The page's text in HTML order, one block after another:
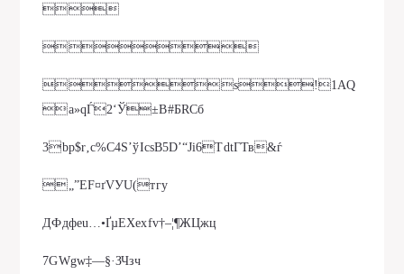


s!1AQ
a»qЃ2‘Ў±B#БRСб
3bр$r‚с%C4S’ўІcsВ5D’“Јі6TdtГТв&ѓ
„”EF¤ґVУU(тгу
ДФдфeu…•ҐµЕХехfv†–¦¶ЖЦжц
7GWgw‡—§·ЗЧзч